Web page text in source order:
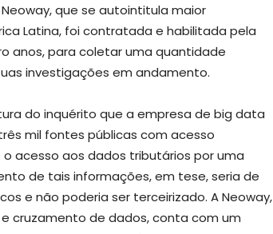
que se autointitula maior
Latina, foi contratada e habilitada pela
anos, para coletar uma quantidade
investigações em andamento.
do inquérito que a empresa de big data
mil fontes públicas com acesso
o acesso aos dados tributários por uma
de tais informações, em tese, seria de
e não poderia ser terceirizado. A Neoway,
cruzamento de dados, conta com um